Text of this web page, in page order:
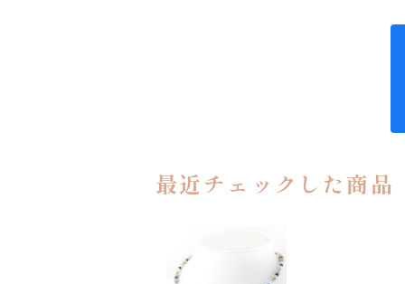
最近チェックした商品